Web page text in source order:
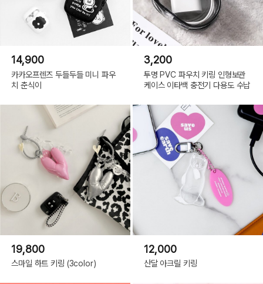
14,900
카카오프렌즈 두들두들 미니 파우
치 춘식이
3,200
투명 PVC 파우치 키링 인형보관
케이스 이타백 충전기 다용도 수납
19,800
스마일 하트 키링 (3color)
12,000
산달 아크릴 키링